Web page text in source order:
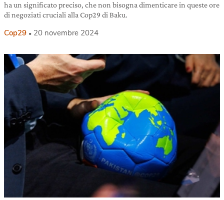
ha un significato preciso, che non bisogna dimenticare in queste ore
di negoziati cruciali alla Cop29 di Baku.
Cop29 20 novembre 2024